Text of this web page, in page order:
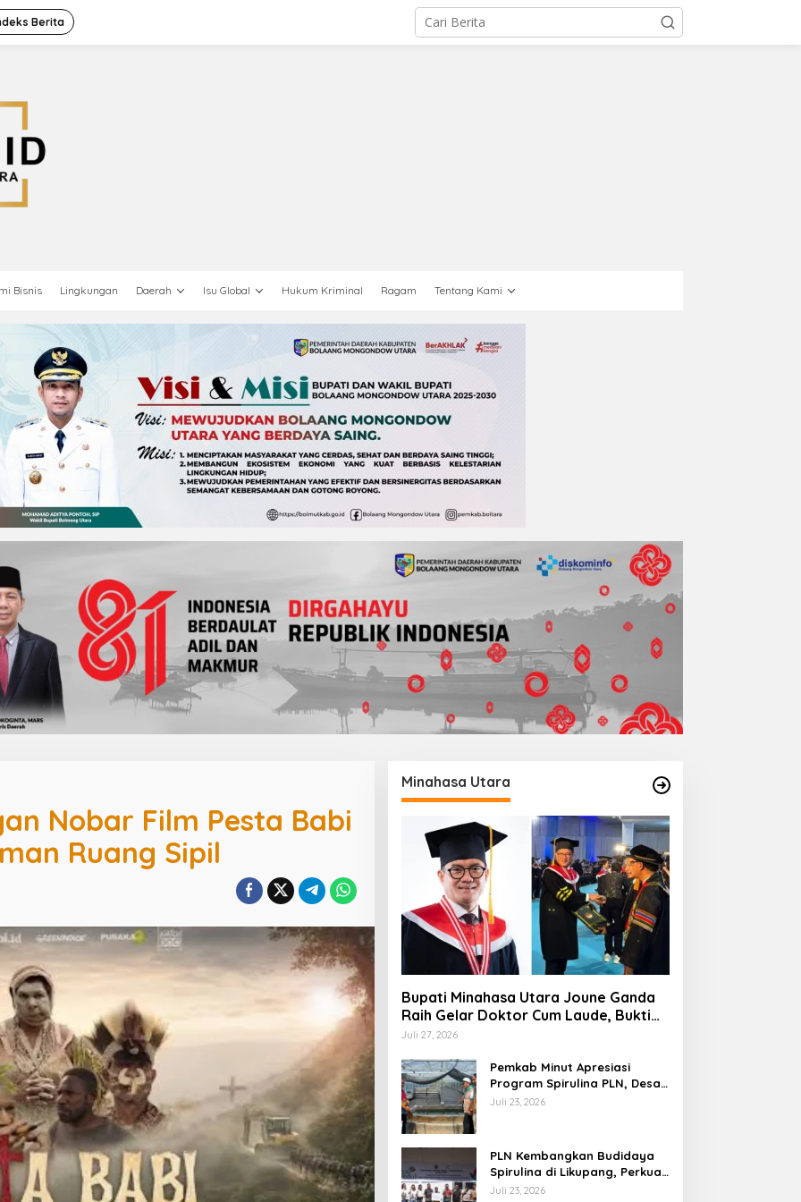
Berita
Bisnis Lingkungan Daerah Isu Global Hukum Kriminal Ragam Tentang Kami
Nobar Film Pesta Babi
Ruang Sipil
Minahasa Utara
Bupati Minahasa Utara Joune Ganda
Raih Gelar Doktor Cum Laude, Bukti
Komitmen Tingkatkan Kualitas
Juli 27, 2026
Pemkab Minut Apresiasi
Program Spirulina PLN, Desa
Tarabitan Disiapkan Jadi
Juli 23, 2026
PLN Kembangkan Budidaya
Spirulina di Likupang, Perkuat
Ketahanan Pangan dan
Juli 23, 2026